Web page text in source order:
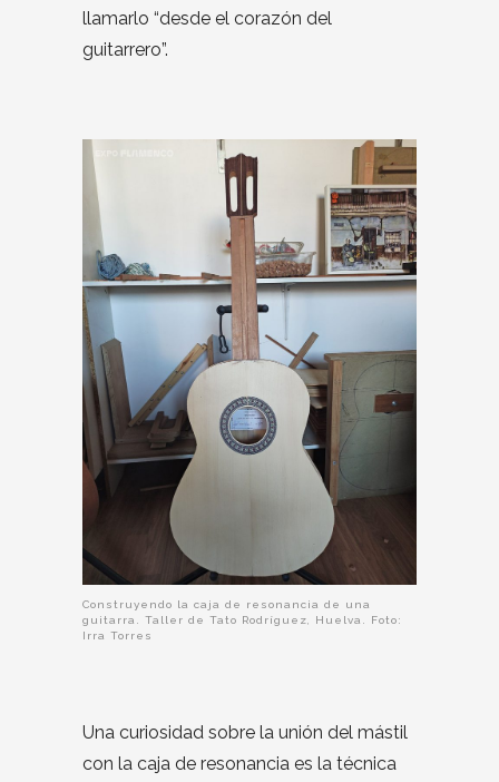
llamarlo “desde el corazón del
guitarrero”.
Construyendo la caja de resonancia de una
guitarra. Taller de Tato Rodríguez, Huelva. Foto:
Irra Torres
Una curiosidad sobre la unión del mástil
con la caja de resonancia es la técnica